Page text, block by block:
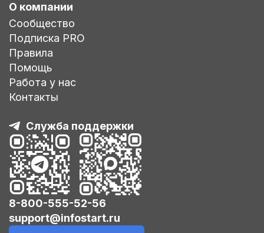
О компании
Сообщество
Подписка PRO
Правила
Помощь
Работа у нас
Контакты
Служба поддержки
8-800-555-52-56
support@infostart.ru